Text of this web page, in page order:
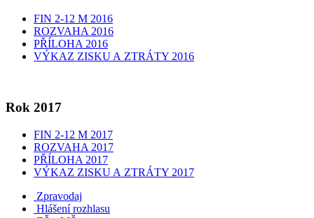
FIN 2-12 M 2016
ROZVAHA 2016
PŘÍLOHA 2016
VÝKAZ ZISKU A ZTRÁTY 2016
Rok 2017
FIN 2-12 M 2017
ROZVAHA 2017
PŘÍLOHA 2017
VÝKAZ ZISKU A ZTRÁTY 2017
Zpravodaj
Hlášení rozhlasu